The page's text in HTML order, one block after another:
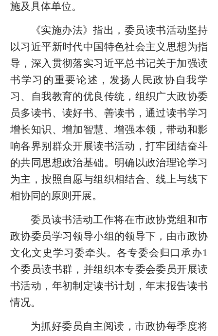
施及具体单位。
《实施办法》指出，委员读书活动坚持
以习近平新时代中国特色社会主义思想为指
导，深入贯彻落实习近平总书记关于加强读
书学习的重要论述，发扬人民政协自我学
习、自我教育的优良传统，组织广大政协委
员多读书、读好书、善读书，通过读书学习
增长知识、增加智慧、增强本领，带动和影
响各界别群众开展读书活动，打牢团结奋斗
的共同思想政治基础。明确以政治理论学习
为主，按照自愿与组织相结合、线上与线下
相协同的原则开展。
委员读书活动工作将在市政协党组和市
政协委员学习领导小组的领导下，由市政协
文化文史学习委牵头。各专委会归口承办1
个委员读书群，并组织本专委会委员开展读
书活动，年初制定读书计划，年末报告读书
情况。
为抓好委员自主阅读，市政协每季度将